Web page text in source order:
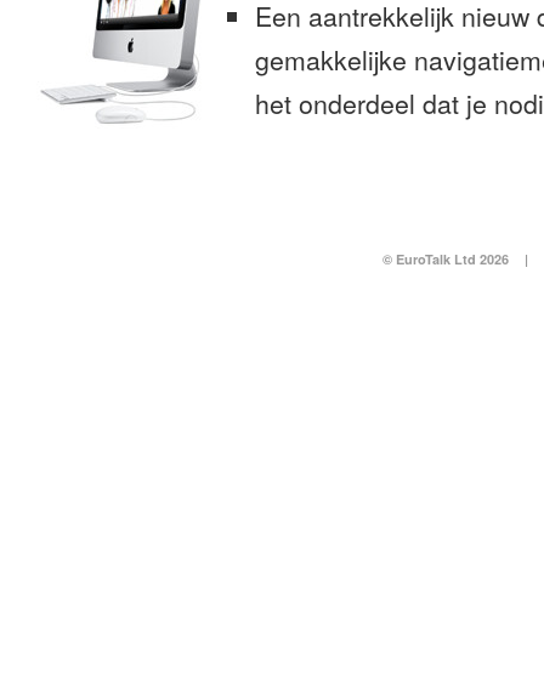
Een aantrekkelijk nieuw
gemakkelijke
het onderdeel dat je
© EuroTalk Ltd 2026 |